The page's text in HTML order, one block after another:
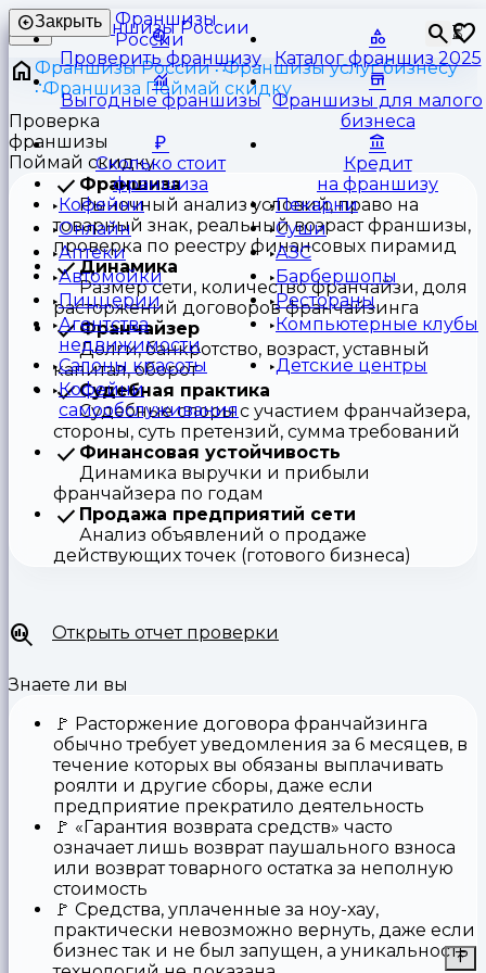
Франшизы
России
⏳
Закрыть
Проверить франшизу Каталог франшиз 2025
Выгодные франшизы Франшизы для малого
бизнеса
Сколько стоит
франшиза
Кредит
на франшизу
Кофейни
Пекарни
Онлайн
Суши
Аптеки
АЗС
Автомойки
Барбершопы
Пиццерии
Рестораны
Агентства
недвижимости
Компьютерные клубы
Салоны красоты
Детские центры
Кофейни
самообслуживания
Франшизы России
Франшизы услуг бизнесу
Франшиза Поймай скидку
Проверка
франшизы
Поймай скидку
Франшиза
Рыночный анализ условий, право на
товарный знак, реальный возраст франшизы,
проверка по реестру финансовых пирамид
Динамика
Размер сети, количество франчайзи, доля
расторжений договоров франчайзинга
Франчайзер
Долги, банкротство, возраст, уставный
капитал, оборот
Судебная практика
Судебные споры с участием франчайзера,
стороны, суть претензий, сумма требований
Финансовая устойчивость
Динамика выручки и прибыли
франчайзера по годам
Продажа предприятий сети
Анализ объявлений о продаже
действующих точек (готового бизнеса)
Открыть отчет проверки
Знаете ли вы
🚩 Расторжение договора франчайзинга
обычно требует уведомления за 6 месяцев, в
течение которых вы обязаны выплачивать
роялти и другие сборы, даже если
предприятие прекратило деятельность
🚩 «Гарантия возврата средств» часто
означает лишь возврат паушального взноса
или возврат товарного остатка за неполную
стоимость
🚩 Средства, уплаченные за ноу-хау,
практически невозможно вернуть, даже если
бизнес так и не был запущен, а уникальность